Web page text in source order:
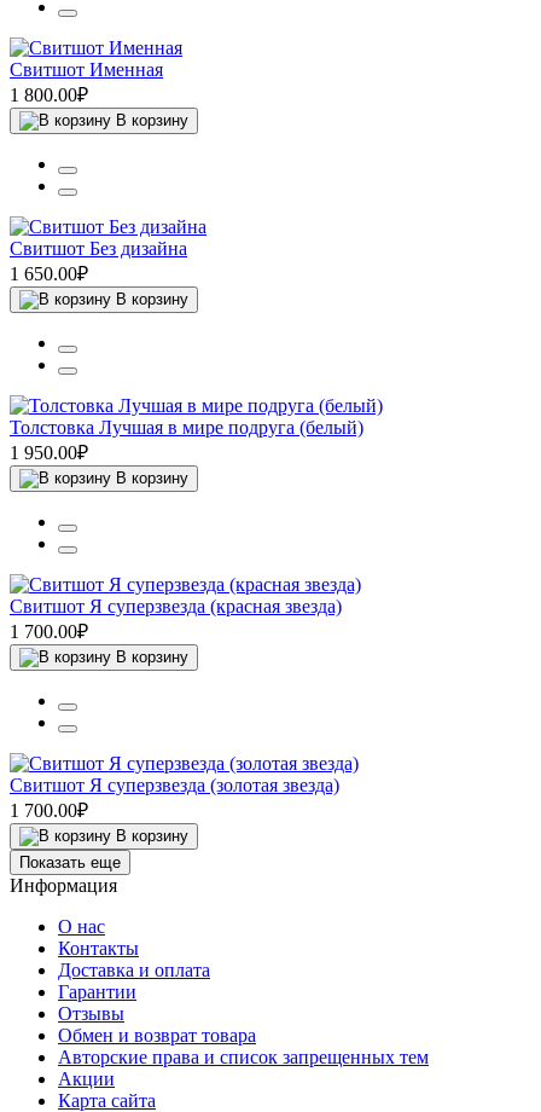
Свитшот Именная
1 800.00₽
В корзину
Свитшот Без дизайна
1 650.00₽
В корзину
Толстовка Лучшая в мире подруга (белый)
1 950.00₽
В корзину
Свитшот Я суперзвезда (красная звезда)
1 700.00₽
В корзину
Свитшот Я суперзвезда (золотая звезда)
1 700.00₽
В корзину
Показать еще
Информация
О нас
Контакты
Доставка и оплата
Гарантии
Отзывы
Обмен и возврат товара
Авторские права и список запрещенных тем
Акции
Карта сайта